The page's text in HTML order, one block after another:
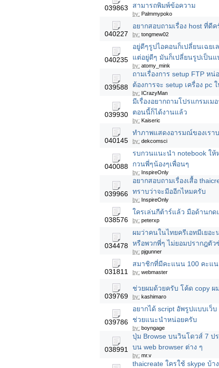
039863
สามารถพิมพ์ข้อความ
by: Palmmypoko
040227
อยากสอบถามเรื่อง host ที่ดี
by: tongmew02
040235
อยู่ดีๆรูปไอคอนก็เปลี่ยนเฉย
แต่อยู่ดีๆ มันก็เปลี่ยนรูปเป็น
by: atomy_mink
039588
ถามเรื่องการ setup FTP ห
ต้องการจะ setup เครื่อง pc
by: ICrazyMan
039930
มีเรื่องอยากถามโปรแกรมเ
ตอนนี้ก็ได้งานแล้ว
by: Kaiseric
040145
ทำภาพแสดงอารมณ์ของเรา
by: dekcomsci
040088
รบกวนแนะนำ notebook ใ
กวนพี่ๆน้องๆเพื่อนๆ
by: InspireOnly
039966
อยากสอบถามเรื่องเสื้อ
ทราบว่าจะมีออีกไหมครับ
by: InspireOnly
038576
ใครเล่นกีต้าร์แล้ว มือด้านก
by: peterxp
034478
ผมว่าคนในไทยครีเอทมีเยอ
หรือพวกพี่ๆ ไม่ยอมปรากฎตัว
by: pjgunner
031811
สมาชิกที่มีคะแนน 100 คะแ
by: webmaster
039769
ช่วยผมด้วยครับ โค้ด copy ผ
by: kashimaro
039786
อยากได้ script อัพรูปแบบเว็
ช่วยแนะนำหน่อยครับ
by: boyngage
038991
ปุ่ม Browse บนวินโดวส์ 7 ป
บน web browser ต่าง ๆ
by: mr.v
thaicreate ใครใช้ skype บ้า